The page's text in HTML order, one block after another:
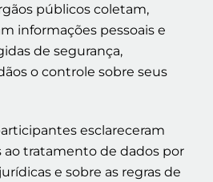
públicos coletam,
informações pessoais e
de segurança,
o controle sobre seus
esclareceram
ao tratamento de dados por
e sobre as regras de